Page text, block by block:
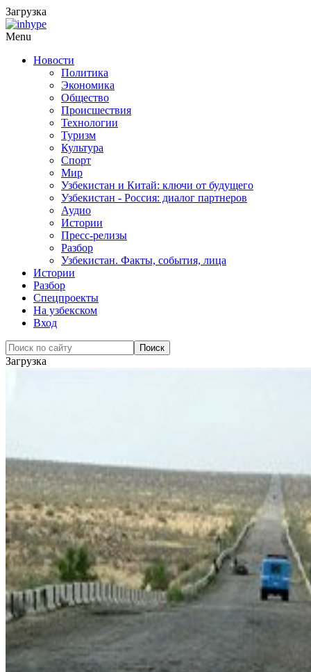
Загрузка
Menu
Новости
Политика
Экономика
Общество
Происшествия
Технологии
Туризм
Культура
Спорт
Мир
Узбекистан и Китай: ключи от будущего
Узбекистан - Россия: диалог партнеров
Аудио
Истории
Пресс-релизы
Разбор
Узбекистан. Факты, события, лица
Истории
Разбор
Спецпроекты
На узбекском
Вход
Загрузка